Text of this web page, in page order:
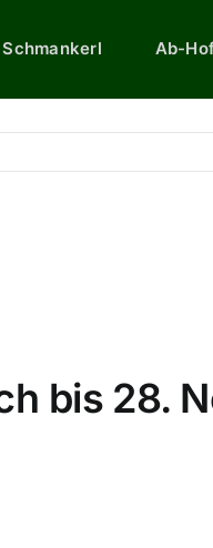
Schmankerl Ab-
bis 28.